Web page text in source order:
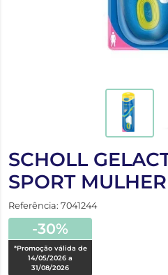
SCHOLL
SPORT
Referência: 7041244
-30%
*Promoção válida de
14/05/2026 a
31/08/2026